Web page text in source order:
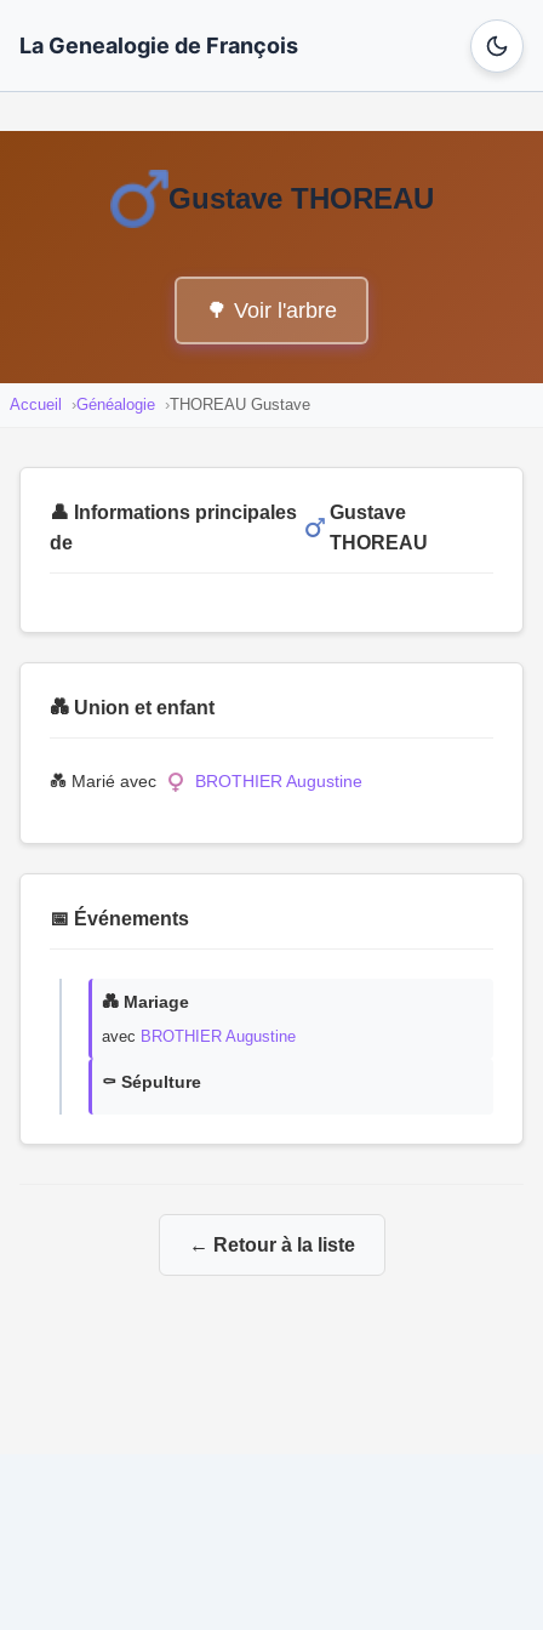
La Genealogie de François
Gustave THOREAU
🌳 Voir l'arbre
Accueil Généalogie THOREAU Gustave
👤 Informations principales
de
Gustave
THOREAU
💑 Union et enfant
💑 Marié avec BROTHIER Augustine
📅 Événements
💑 Mariage
avec BROTHIER Augustine
⚰️ Sépulture
← Retour à la liste